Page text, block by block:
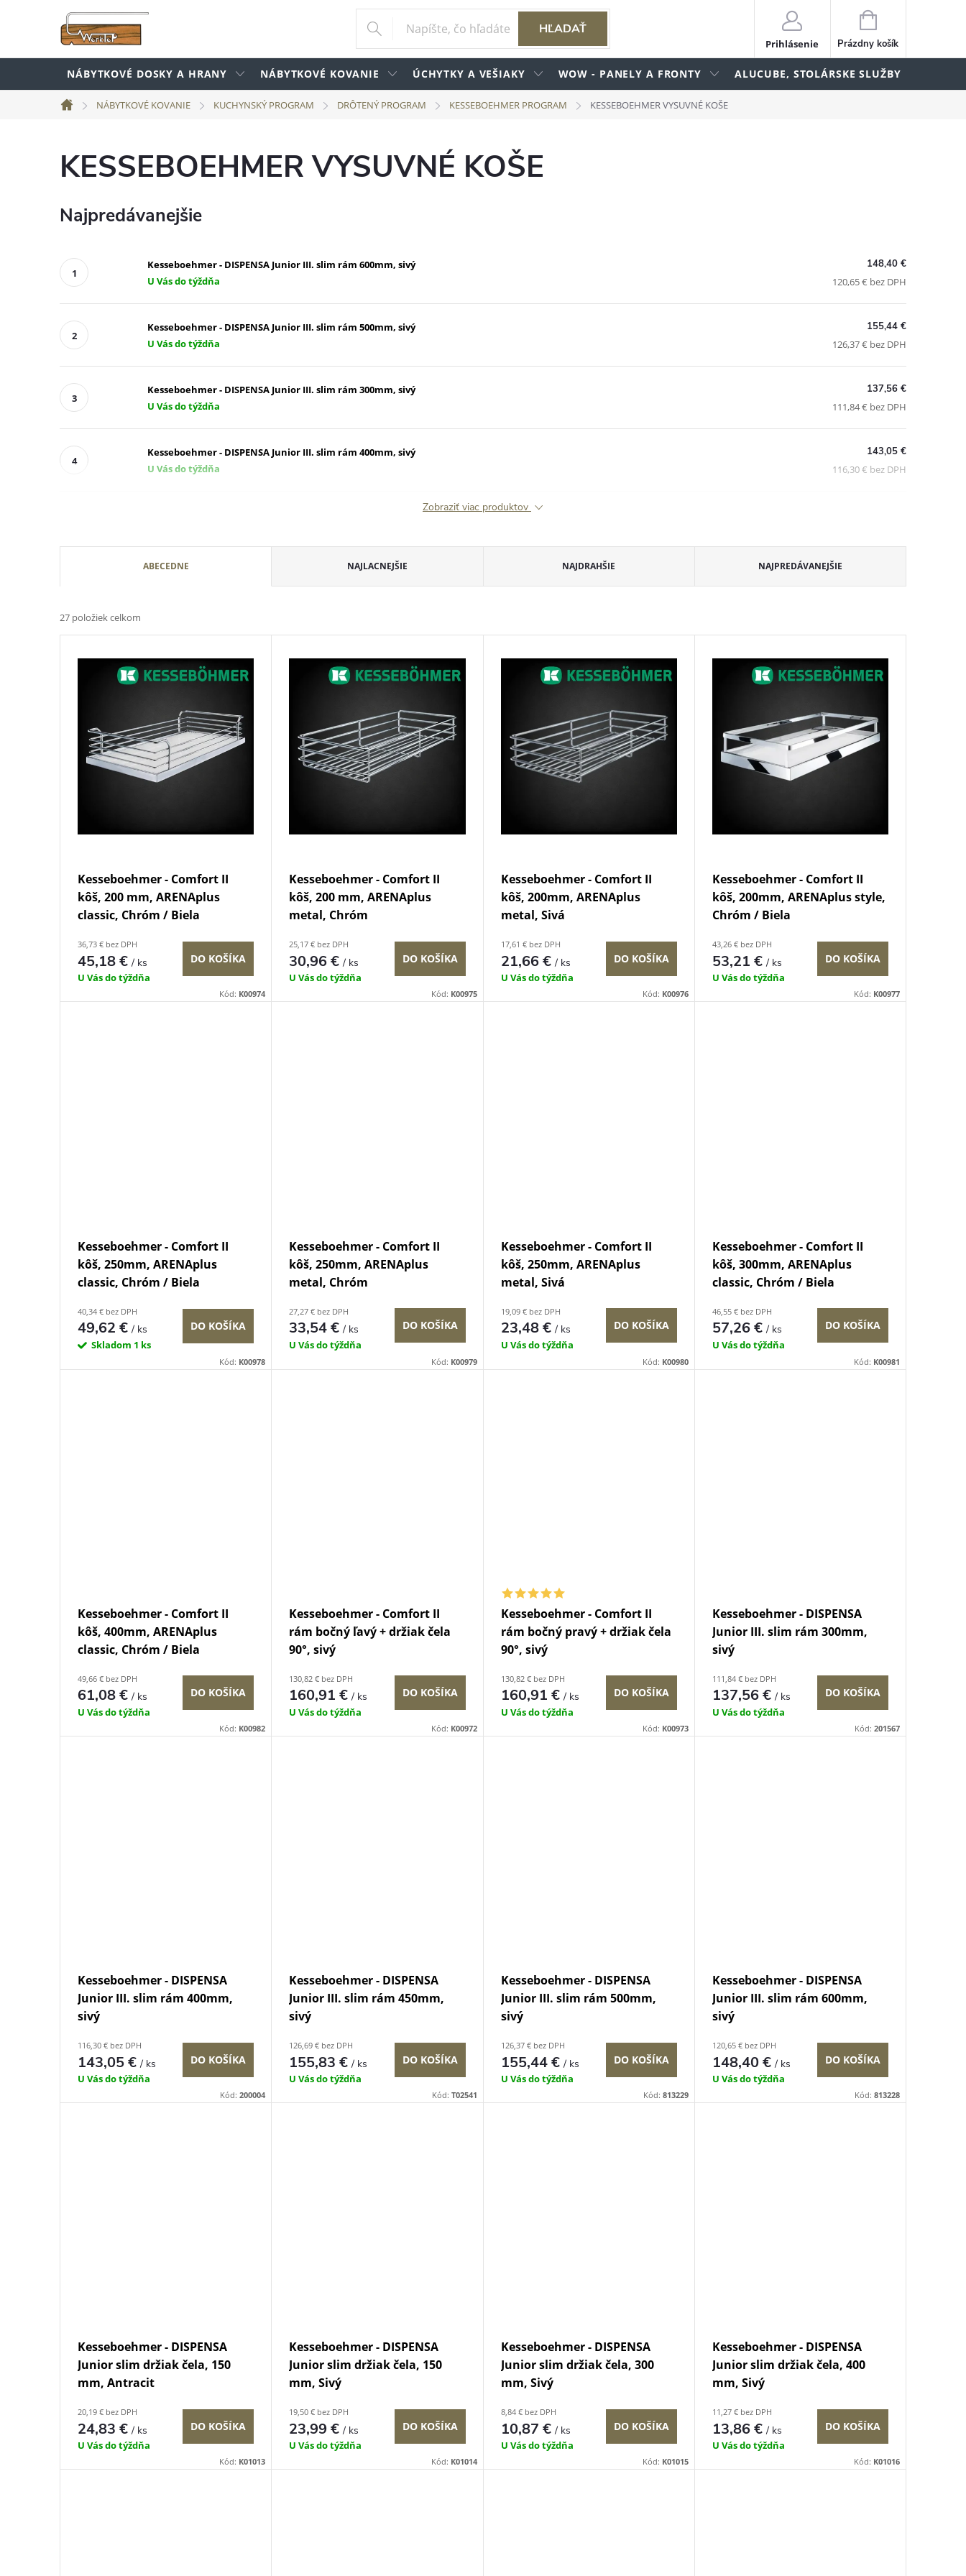
HĽADAŤ
Prihlásenie
NÁKUPNÝ
KOŠÍK
Prázdny košík
NÁBYTKOVÉ DOSKY A HRANY NÁBYTKOVÉ KOVANIE ÚCHYTKY A VEŠIAKY WOW - PANELY A FRONTY ALUCUBE, STOLÁRSKE SLUŽBY
Domov
NÁBYTKOVÉ KOVANIE KUCHYNSKÝ PROGRAM DRÔTENÝ PROGRAM KESSEBOEHMER PROGRAM KESSEBOEHMER VYSUVNÉ KOŠE
KESSEBOEHMER VYSUVNÉ KOŠE
Najpredávanejšie
Kesseboehmer - DISPENSA Junior III. slim rám 600mm, sivý
U Vás do týždňa
148,40 €
120,65 € bez DPH
Kesseboehmer - DISPENSA Junior III. slim rám 500mm, sivý
U Vás do týždňa
155,44 €
126,37 € bez DPH
Kesseboehmer - DISPENSA Junior III. slim rám 300mm, sivý
U Vás do týždňa
137,56 €
111,84 € bez DPH
Kesseboehmer - DISPENSA Junior III. slim rám 400mm, sivý
U Vás do týždňa
143,05 €
116,30 € bez DPH
Zobraziť viac produktov
a
d
k
ABECEDNE NAJLACNEJŠIE NAJDRAHŠIE NAJPREDÁVANEJŠIE
27 položiek celkom
V
k
Kesseboehmer - Comfort II
kôš, 200 mm, ARENAplus
classic, Chróm / Biela
36,73 € bez DPH
45,18 €/ ks
U Vás do týždňa
DO KOŠÍKA
Kód: K00974
Kesseboehmer - Comfort II
kôš, 200 mm, ARENAplus
metal, Chróm
25,17 € bez DPH
30,96 €/ ks
U Vás do týždňa
DO KOŠÍKA
Kód: K00975
Kesseboehmer - Comfort II
kôš, 200mm, ARENAplus
metal, Sivá
17,61 € bez DPH
21,66 €/ ks
U Vás do týždňa
DO KOŠÍKA
Kód: K00976
Kesseboehmer - Comfort II
kôš, 200mm, ARENAplus style,
Chróm / Biela
43,26 € bez DPH
53,21 €/ ks
U Vás do týždňa
DO KOŠÍKA
Kód: K00977
Kesseboehmer - Comfort II
kôš, 250mm, ARENAplus
classic, Chróm / Biela
40,34 € bez DPH
49,62 €/ ks
Skladom 1 ks
DO KOŠÍKA
Kód: K00978
Kesseboehmer - Comfort II
kôš, 250mm, ARENAplus
metal, Chróm
27,27 € bez DPH
33,54 €/ ks
U Vás do týždňa
DO KOŠÍKA
Kód: K00979
Kesseboehmer - Comfort II
kôš, 250mm, ARENAplus
metal, Sivá
19,09 € bez DPH
23,48 €/ ks
U Vás do týždňa
DO KOŠÍKA
Kód: K00980
Kesseboehmer - Comfort II
kôš, 300mm, ARENAplus
classic, Chróm / Biela
46,55 € bez DPH
57,26 €/ ks
U Vás do týždňa
DO KOŠÍKA
Kód: K00981
Kesseboehmer - Comfort II
kôš, 400mm, ARENAplus
classic, Chróm / Biela
49,66 € bez DPH
61,08 €/ ks
U Vás do týždňa
DO KOŠÍKA
Kód: K00982
Kesseboehmer - Comfort II
rám bočný ľavý + držiak čela
90°, sivý
130,82 € bez DPH
160,91 €/ ks
U Vás do týždňa
DO KOŠÍKA
Kód: K00972
Kesseboehmer - Comfort II
rám bočný pravý + držiak čela
90°, sivý
130,82 € bez DPH
160,91 €/ ks
U Vás do týždňa
DO KOŠÍKA
Kód: K00973
Kesseboehmer - DISPENSA
Junior III. slim rám 300mm,
sivý
111,84 € bez DPH
137,56 €/ ks
U Vás do týždňa
DO KOŠÍKA
Kód: 201567
Kesseboehmer - DISPENSA
Junior III. slim rám 400mm,
sivý
116,30 € bez DPH
143,05 €/ ks
U Vás do týždňa
DO KOŠÍKA
Kód:200004
Kesseboehmer - DISPENSA
Junior III. slim rám 450mm,
sivý
126,69 € bez DPH
155,83 €/ ks
U Vás do týždňa
DO KOŠÍKA
Kód: T02541
Kesseboehmer - DISPENSA
Junior III. slim rám 500mm,
sivý
126,37 € bez DPH
155,44 €/ ks
U Vás do týždňa
DO KOŠÍKA
Kód: 813229
Kesseboehmer - DISPENSA
Junior III. slim rám 600mm,
sivý
120,65 € bez DPH
148,40 €/ ks
U Vás do týždňa
DO KOŠÍKA
Kód: 813228
Kesseboehmer - DISPENSA
Junior slim držiak čela, 150
mm, Antracit
20,19 € bez DPH
24,83 €/ ks
U Vás do týždňa
DO KOŠÍKA
Kód: K01013
Kesseboehmer - DISPENSA
Junior slim držiak čela, 150
mm, Sivý
19,50 € bez DPH
23,99 €/ ks
U Vás do týždňa
DO KOŠÍKA
Kód: K01014
Kesseboehmer - DISPENSA
Junior slim držiak čela, 300
mm, Sivý
8,84 € bez DPH
10,87 €/ ks
U Vás do týždňa
DO KOŠÍKA
Kód: K01015
Kesseboehmer - DISPENSA
Junior slim držiak čela, 400
mm, Sivý
11,27 € bez DPH
13,86 €/ ks
U Vás do týždňa
DO KOŠÍKA
Kód: K01016